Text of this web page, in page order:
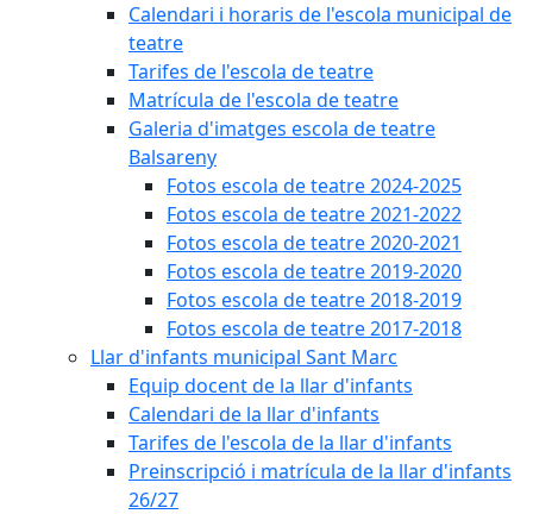
Calendari i horaris de l'escola municipal de
teatre
Tarifes de l'escola de teatre
Matrícula de l'escola de teatre
Galeria d'imatges escola de teatre
Balsareny
Fotos escola de teatre 2024-2025
Fotos escola de teatre 2021-2022
Fotos escola de teatre 2020-2021
Fotos escola de teatre 2019-2020
Fotos escola de teatre 2018-2019
Fotos escola de teatre 2017-2018
Llar d'infants municipal Sant Marc
Equip docent de la llar d'infants
Calendari de la llar d'infants
Tarifes de l'escola de la llar d'infants
Preinscripció i matrícula de la llar d'infants
26/27